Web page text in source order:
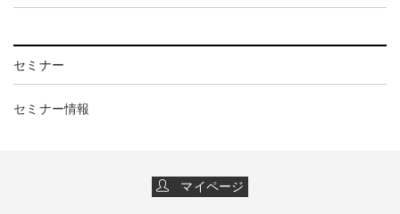
セミナー
セミナー情報
マイページ